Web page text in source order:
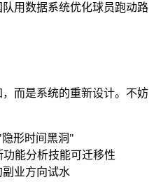
用数据系统优化球员跑动路
而是系统的重新设计。不妨
形时间黑洞"
功能分析技能可迁移性
业方向试水